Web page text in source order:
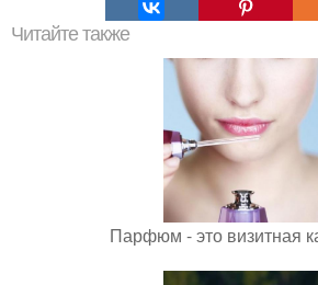
Читайте также
Парфюм - это визитная